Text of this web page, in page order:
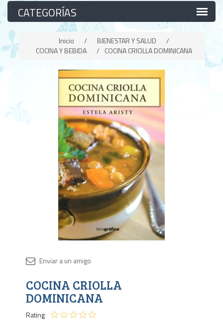
Categorías
Inicio / BIENESTAR Y SALUD
/
COCINA Y BEBIDA
/ COCINA CRIOLLA DOMINICANA
COCINA CRIOLLA
DOMINICANA
Rating